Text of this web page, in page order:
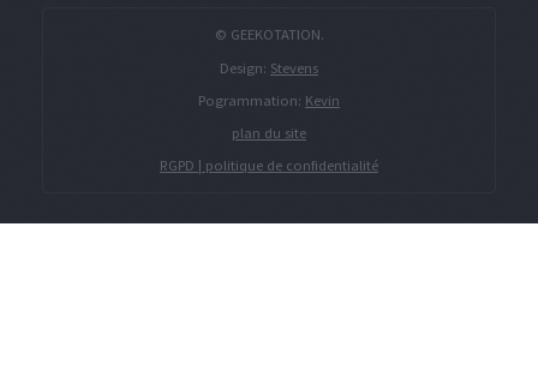
© GEEKOTATION.
Design: Stevens
Pogrammation: Kevin
plan du site
RGPD | politique de confidentialité